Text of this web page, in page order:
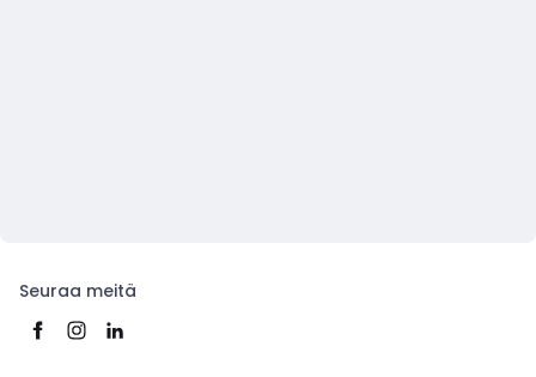
Seuraa meitä